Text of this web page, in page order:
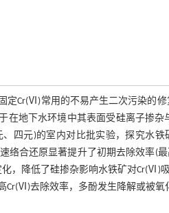
定Cr(Ⅵ)常用的不易产生二次污染的
在地下水环境中其表面受硅离子掺
四元)的室内对比批实验，探究水
络合还原显著提升了初期去除效率(
化，降低了硅掺杂影响水铁矿对
Cr(Ⅵ)去除效率，多酚发生降解或被氧